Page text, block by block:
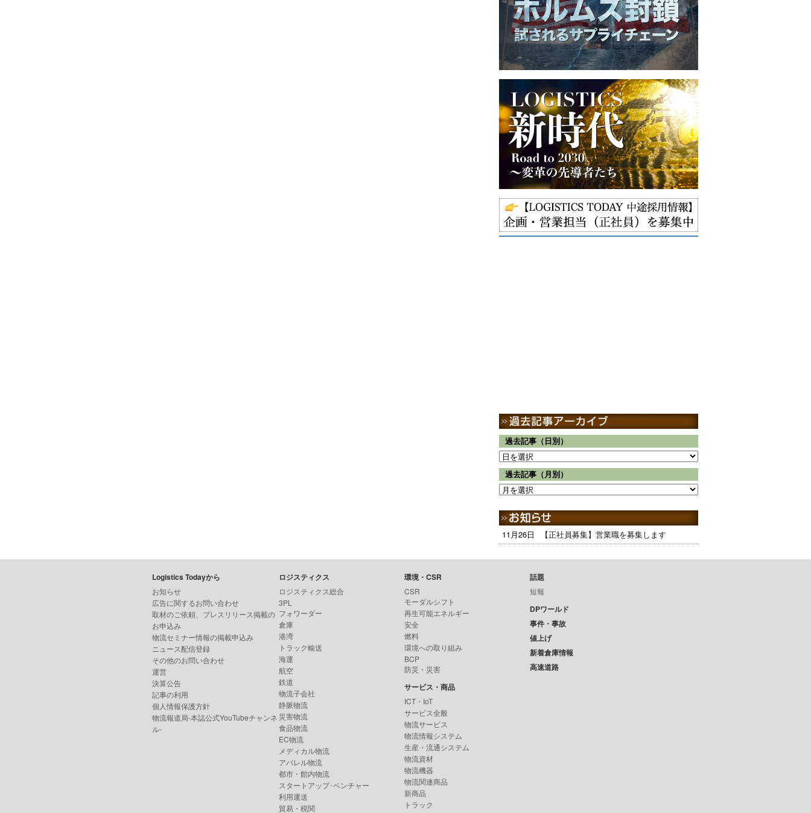
過去記事（日別）
過去記事（月別）
11月26日 【正社員募集】営業職を募集します
Logistics Todayから
お知らせ
広告に関するお問い合わせ
取材のご依頼、プレスリリース掲載の
お申込み
物流セミナー情報の掲載申込み
ニュース配信登録
その他のお問い合わせ
運営
決算公告
記事の利用
個人情報保護方針
物流報道局-本誌公式YouTubeチャンネ
ル-
ロジスティクス
ロジスティクス総合
3PL
フォワーダー
倉庫
港湾
トラック輸送
海運
航空
鉄道
物流子会社
静脈物流
災害物流
食品物流
EC物流
メディカル物流
アパレル物流
都市・館内物流
スタートアップ･ベンチャー
利用運送
貿易・税関
環境・CSR
CSR
モーダルシフト
再生可能エネルギー
安全
燃料
環境への取り組み
BCP
防災・災害
サービス・商品
ICT・IoT
サービス全般
物流サービス
物流情報システム
生産・流通システム
物流資材
物流機器
物流関連商品
新商品
トラック
話題
短報
DPワールド
事件・事故
値上げ
新着倉庫情報
高速道路